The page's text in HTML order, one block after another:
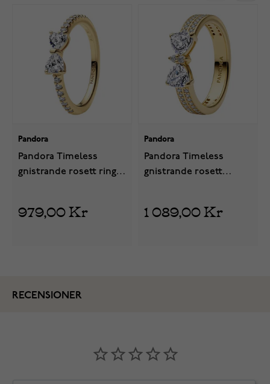
Pandora
Pandora Timeless
gnistrande rosett ring
979,00 Kr
Pandora
Pandora Timeless
gnistrande rosett
1 089,00 Kr
RECENSIONER